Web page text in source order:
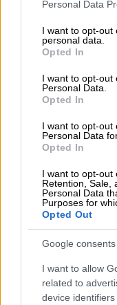
not limited to your
grant or deny
use your data for
consent section.
Personal Data
I want to opt-out
personal data.
Opted In
I want to opt-out
Personal Data.
Opted In
I want to opt-out
Personal Data
Opted In
I want to opt-out
Retention, Sale,
Personal Data
Purposes for
Opted Out
Google consents
I want to allow
related to
device identifiers
θερμά καθ’ όλη
των
του
μπορεί να
της βραδιάς,
εικόνα που
Ποια είναι η
Γεννημένη και
Λονδίνο, η
τραγουδοποιός
οποία έχει
της μουσικής.